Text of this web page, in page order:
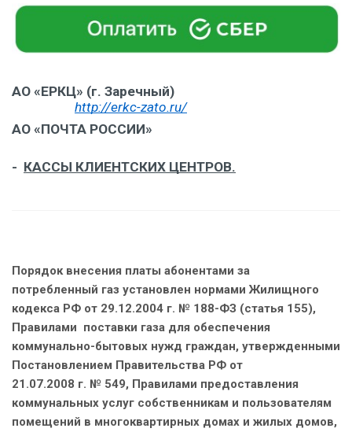
АО «ЕРКЦ» (г. Заречный)
http://erkc-zato.ru/
АО «ПОЧТА РОССИИ»
- КАССЫ КЛИЕНТСКИХ ЦЕНТРОВ.
Порядок внесения платы абонентами за
потребленный газ установлен нормами Жилищного
кодекса РФ от 29.12.2004 г. № 188-ФЗ (статья 155),
Правилами поставки газа для обеспечения
коммунально-бытовых нужд граждан, утвержденными
Постановлением Правительства РФ от
21.07.2008 г. № 549, Правилами предоставления
коммунальных услуг собственникам и пользователям
помещений в многоквартирных домах и жилых домов,